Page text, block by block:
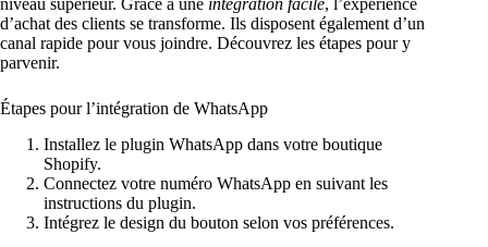
niveau supérieur. Grâce à une intégration facile, l’expérience
d’achat des clients se transforme. Ils disposent également d’un
canal rapide pour vous joindre. Découvrez les étapes pour y
parvenir.
Étapes pour l’intégration de WhatsApp
Installez le plugin WhatsApp dans votre boutique
Shopify.
Connectez votre numéro WhatsApp en suivant les
instructions du plugin.
Intégrez le design du bouton selon vos préférences.